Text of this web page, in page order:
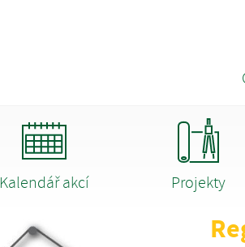
Kalendář akcí Projekty